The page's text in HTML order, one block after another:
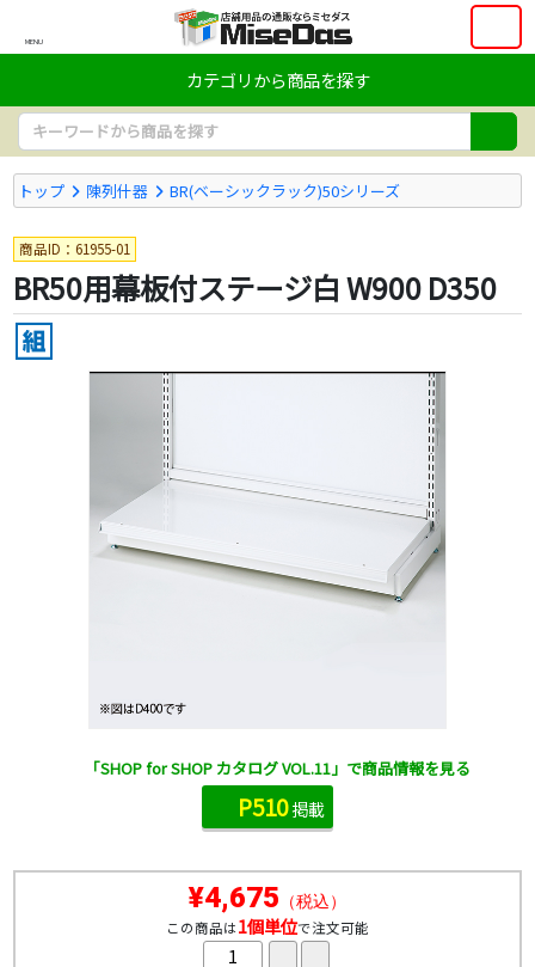
MENU
カテゴリから商品を探す
トップ 陳列什器 BR(ベーシックラック)50シリーズ
商品ID：61955-01
BR50用幕板付ステージ白 W900 D350
¥4,675 （税込）
この商品は1個単位で注文可能
「SHOP for SHOP カタログ VOL.11」で商品情報を見る
P510掲載